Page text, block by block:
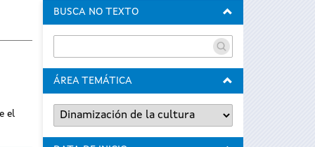
el
BUSCA NO TEXTO
ÁREA TEMÁTICA